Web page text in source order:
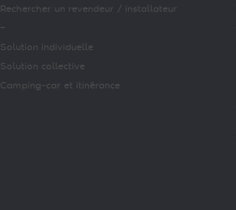
Rechercher un revendeur / installateur
–
Solution individuelle
Solution collective
Camping-car et itinérance